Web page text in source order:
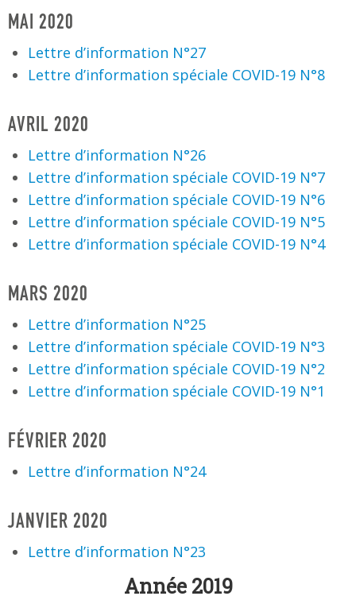
MAI 2020
Lettre d’information N°27
Lettre d’information spéciale COVID-19 N°8
AVRIL 2020
Lettre d’information N°26
Lettre d’information spéciale COVID-19 N°7
Lettre d’information spéciale COVID-19 N°6
Lettre d’information spéciale COVID-19 N°5
Lettre d’information spéciale COVID-19 N°4
MARS 2020
Lettre d’information N°25
Lettre d’information spéciale COVID-19 N°3
Lettre d’information spéciale COVID-19 N°2
Lettre d’information spéciale COVID-19 N°1
FÉVRIER 2020
Lettre d’information N°24
JANVIER 2020
Lettre d’information N°23
Année 2019